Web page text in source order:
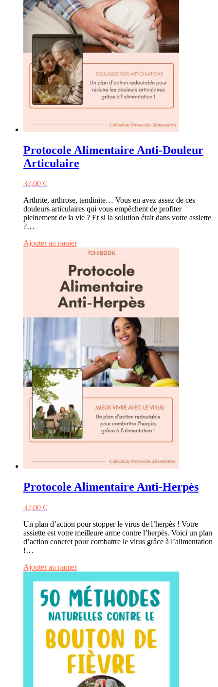
Protocole Alimentaire Anti-Douleur
Articulaire
32,00 €
Arthrite, arthrose, tendinite… Vous en avez assez de ces
douleurs articulaires qui vous empêchent de profiter
pleinement de la vie ? Et si la solution était dans votre assiette
?…
Ajouter au panier
Protocole Alimentaire Anti-Herpès
32,00 €
Un plan d’action pour stopper le virus de l’herpès ! Votre
assiette est votre meilleure arme contre l’herpès. Voici un plan
d’action concret pour combattre le virus grâce à l’alimentation
!…
Ajouter au panier